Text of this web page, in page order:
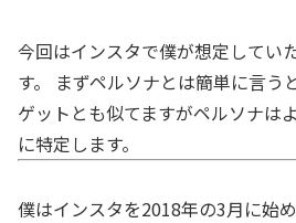
今回はインスタで僕が想定してい
す。 まずペルソナとは簡単に言う
ゲットとも似てますがペルソナは
に特定します。
僕はインスタを2018年の3月に始